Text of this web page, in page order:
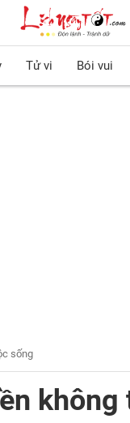
Tử vi Bói vui
sống
không